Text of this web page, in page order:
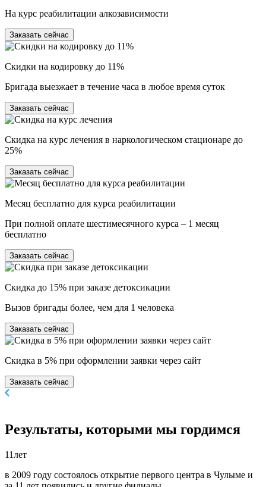
На курс реабилитации алкозависимости
Заказать сейчас
Скидки на кодировку до 11%
Бригада выезжает в течение часа в любое время суток
Заказать сейчас
Скидка на курс лечения в наркологическом стационаре до
25%
Заказать сейчас
Месяц бесплатно для курса реабилитации
При полной оплате шестимесячного курса – 1 месяц
бесплатно
Заказать сейчас
Скидка до 15% при заказе детоксикации
Вызов бригады более, чем для 1 человека
Заказать сейчас
Скидка в 5% при оформлении заявки через сайт
Заказать сейчас
Результаты, которыми мы гордимся
11лет
в 2009 году состоялось открытие первого центра в Чулыме и